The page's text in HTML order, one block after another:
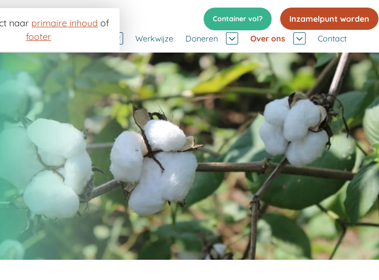
naar primaire inhoud of
footer
Container vol?
Inzamelpunt worden
Gemeenten
UPV
Scholen en verenigingen
Particulieren
Werkwijze Doneren
Inzamelkalender
Onze inzamelpunten
Wat mag je doneren?
Over ons
Missie en visie
Duurzaamheid
Stichtingen en goede doelen
Werken bij
Nieuws
Contact